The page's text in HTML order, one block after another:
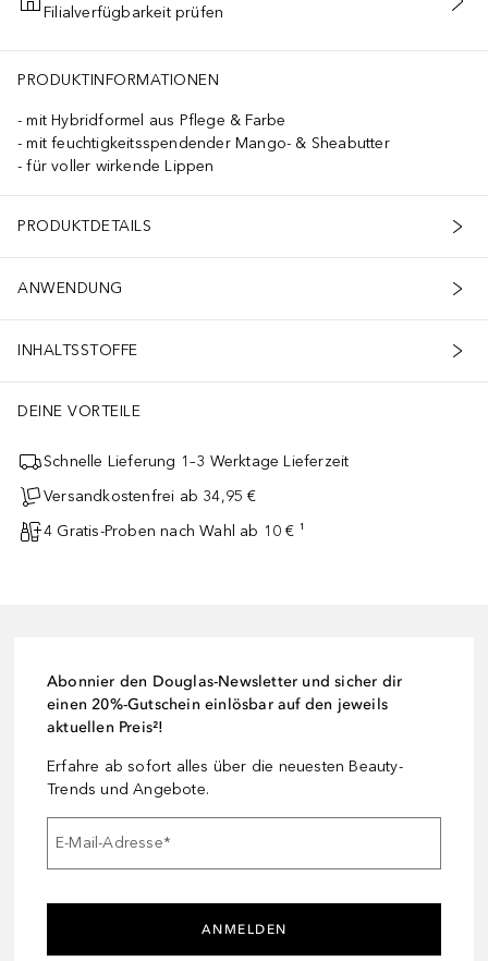
IN DEN WARENKORB
Filialverfügbarkeit prüfen
PRODUKTINFORMATIONEN
mit Hybridformel aus Pflege & Farbe
mit feuchtigkeitsspendender Mango- & Sheabutter
für voller wirkende Lippen
PRODUKTDETAILS
ANWENDUNG
INHALTSSTOFFE
DEINE VORTEILE
Schnelle Lieferung 1–3 Werktage Lieferzeit
Versandkostenfrei ab 34,95 €
4 Gratis-Proben nach Wahl ab 10 € ¹
Abonnier den Douglas-Newsletter und sicher dir
einen 20%-Gutschein einlösbar auf den jeweils
aktuellen Preis²!
Erfahre ab sofort alles über die neuesten Beauty-
Trends und Angebote.
E-Mail-Adresse*
ANMELDEN